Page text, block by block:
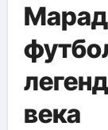
века